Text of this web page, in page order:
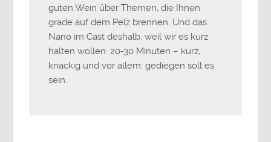
guten Wein über Themen, die Ihnen
grade auf dem Pelz brennen. Und das
Nano im Cast deshalb, weil wir es kurz
halten wollen: 20-30 Minuten – kurz,
knackig und vor allem: gediegen soll es
sein.